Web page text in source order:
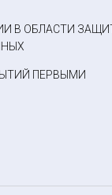
В ОБЛАСТИ
ПЕРВЫМИ